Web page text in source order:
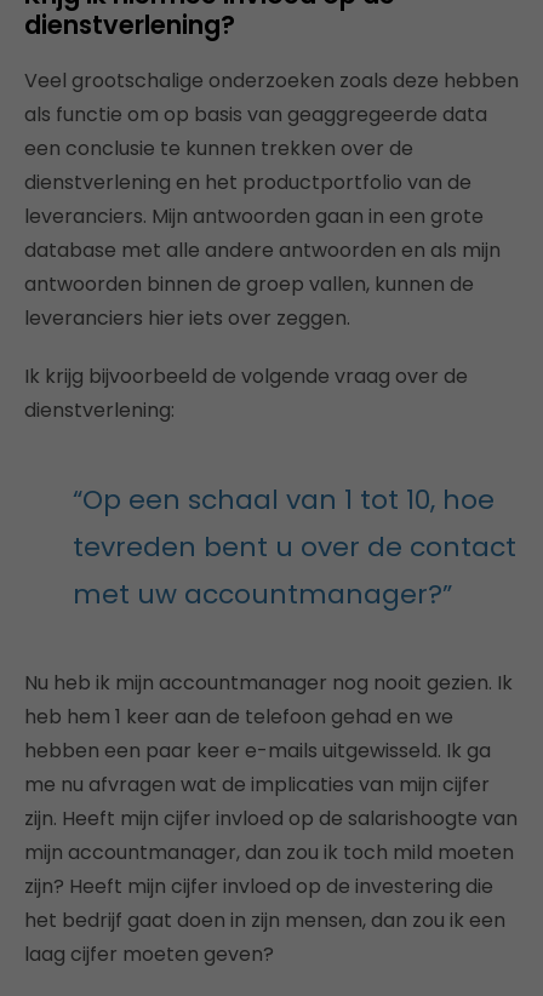
dienstverlening?
Veel grootschalige onderzoeken zoals deze hebben
als functie om op basis van geaggregeerde data
een conclusie te kunnen trekken over de
dienstverlening en het productportfolio van de
leveranciers. Mijn antwoorden gaan in een grote
database met alle andere antwoorden en als mijn
antwoorden binnen de groep vallen, kunnen de
leveranciers hier iets over zeggen.
Ik krijg bijvoorbeeld de volgende vraag over de
dienstverlening:
“Op een schaal van 1 tot 10, hoe
tevreden bent u over de contact
met uw accountmanager?”
Nu heb ik mijn accountmanager nog nooit gezien. Ik
heb hem 1 keer aan de telefoon gehad en we
hebben een paar keer e-mails uitgewisseld. Ik ga
me nu afvragen wat de implicaties van mijn cijfer
zijn. Heeft mijn cijfer invloed op de salarishoogte van
mijn accountmanager, dan zou ik toch mild moeten
zijn? Heeft mijn cijfer invloed op de investering die
het bedrijf gaat doen in zijn mensen, dan zou ik een
laag cijfer moeten geven?